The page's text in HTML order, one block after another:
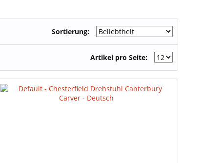
Sortierung:
Artikel pro Seite: